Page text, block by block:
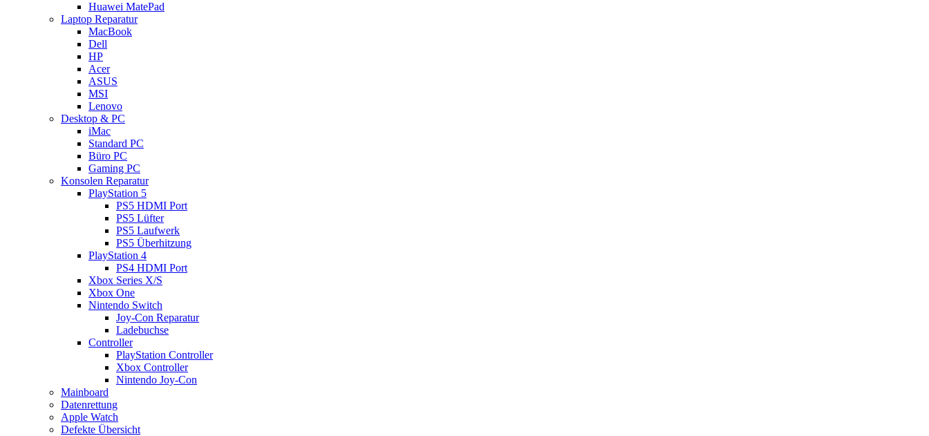
Huawei MatePad
Laptop Reparatur
MacBook
Dell
HP
Acer
ASUS
MSI
Lenovo
Desktop & PC
iMac
Standard PC
Büro PC
Gaming PC
Konsolen Reparatur
PlayStation 5
PS5 HDMI Port
PS5 Lüfter
PS5 Laufwerk
PS5 Überhitzung
PlayStation 4
PS4 HDMI Port
Xbox Series X/S
Xbox One
Nintendo Switch
Joy-Con Reparatur
Ladebuchse
Controller
PlayStation Controller
Xbox Controller
Nintendo Joy-Con
Mainboard
Datenrettung
Apple Watch
Defekte Übersicht